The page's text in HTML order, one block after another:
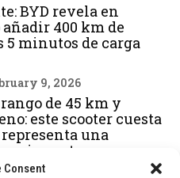
Consent
BYD revela en
400 km de
5 minutos de carga
9, 2026
de 45 km y
este scooter cuesta
representa una